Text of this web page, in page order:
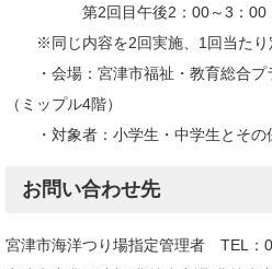
第2回目午後2：00～3
※同じ内容を2回実施、1回当たり
・会場：宮津市福祉・教育総合プ
（ミップル4階）
・対象者：小学生・中学生とその
お問い合わせ先
宮津市海洋つり場指定管理者 TEL：